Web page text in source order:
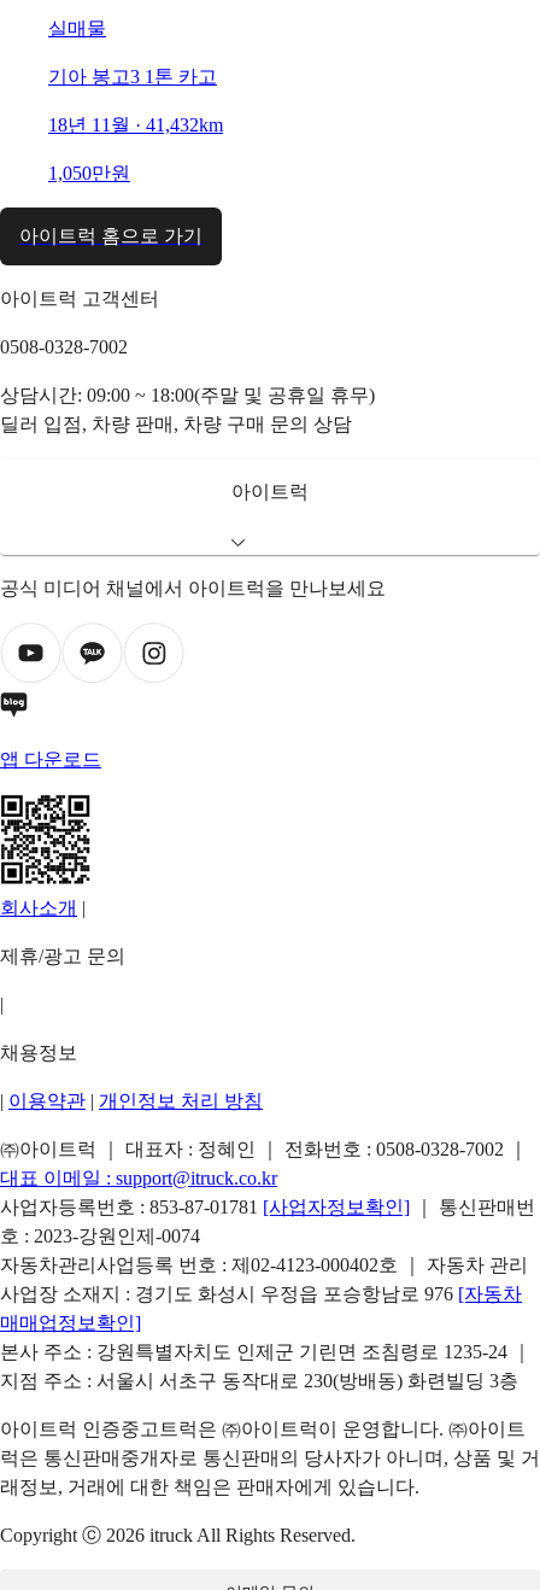
실매물
기아 봉고3 1톤 카고
18년 11월 · 41,432km
1,050만원
아이트럭 홈으로 가기
아이트럭 고객센터
0508-0328-7002
상담시간: 09:00 ~ 18:00(주말 및 공휴일 휴무)
딜러 입점, 차량 판매, 차량 구매 문의 상담
아이트럭
공식 미디어 채널에서 아이트럭을 만나보세요
앱 다운로드
회사소개 |
제휴/광고 문의
|
채용정보
| 이용약관 | 개인정보 처리 방침
㈜아이트럭 ｜ 대표자 : 정혜인 ｜ 전화번호 : 0508-0328-7002
대표 이메일 : support@itruck.co.kr
사업자등록번호 : 853-87-01781 [사업자정보확인]
｜ 통신판매번
호 : 2023-강원인제-0074
자동차관리사업등록 번호 : 제02-4123-000402호 ｜ 자동차 관리
사업장 소재지 : 경기도 화성시 우정읍 포승항남로 976 [자동차
매매업정보확인]
본사 주소 : 강원특별자치도 인제군 기린면 조침령로 1235-24 ｜
지점 주소 : 서울시 서초구 동작대로 230(방배동) 화련빌딩 3층
아이트럭 인증중고트럭은 ㈜아이트럭이 운영합니다. ㈜아이트
럭은 통신판매중개자로 통신판매의 당사자가 아니며, 상품 및 거
래정보, 거래에 대한 책임은 판매자에게 있습니다.
Copyright ⓒ 2026 itruck All Rights Reserved.